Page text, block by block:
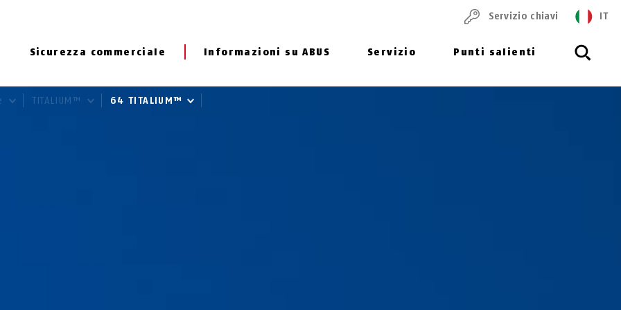
Sicurezza commerciale Informazioni su ABUS Servizio Punti salienti
Servizio chiavi IT
TITALIUM™ 64 TITALIUM™